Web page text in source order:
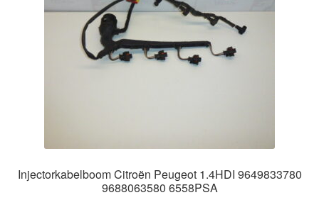
Injectorkabelboom Citroën Peugeot 1.4HDI 9649833780
9688063580 6558PSA